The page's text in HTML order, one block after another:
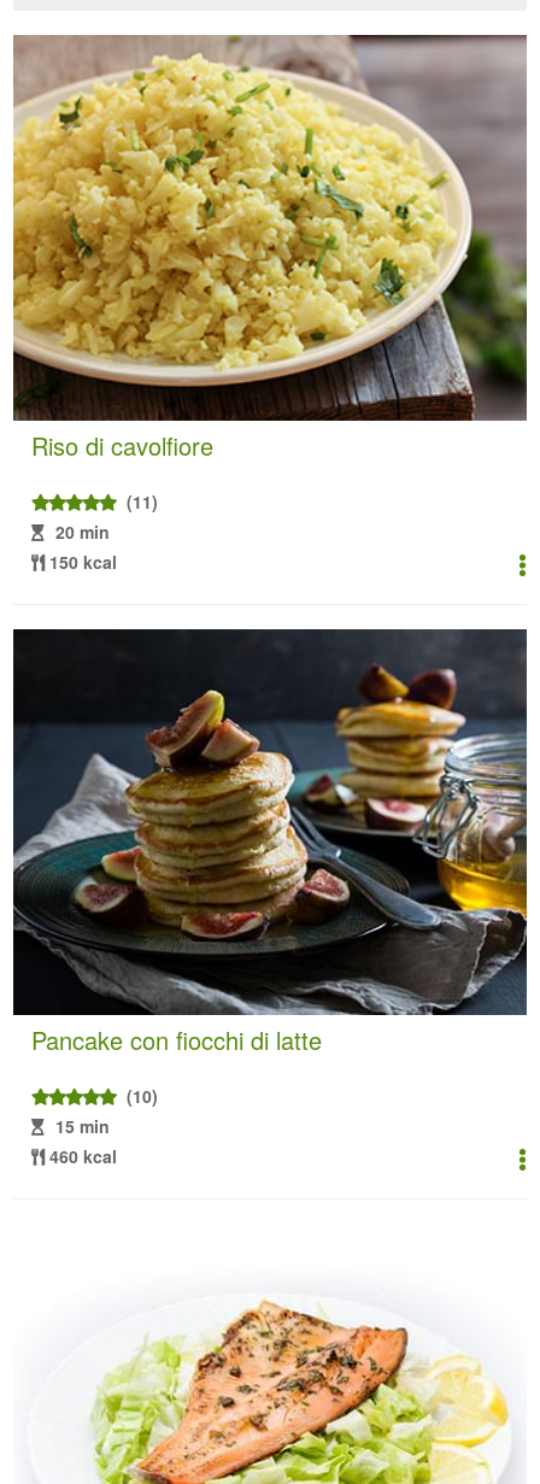
Riso di cavolfiore
(11)
20 min
150 kcal
Pancake con fiocchi di latte
(10)
15 min
460 kcal